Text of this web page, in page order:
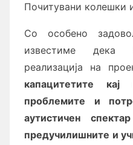
Почитувани колешки
Со особено
известиме
реализација на
капацитетите кај
проблемите и
аутистичен
предучилишните и